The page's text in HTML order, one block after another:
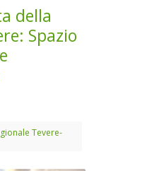
della
Spazio
Tevere-